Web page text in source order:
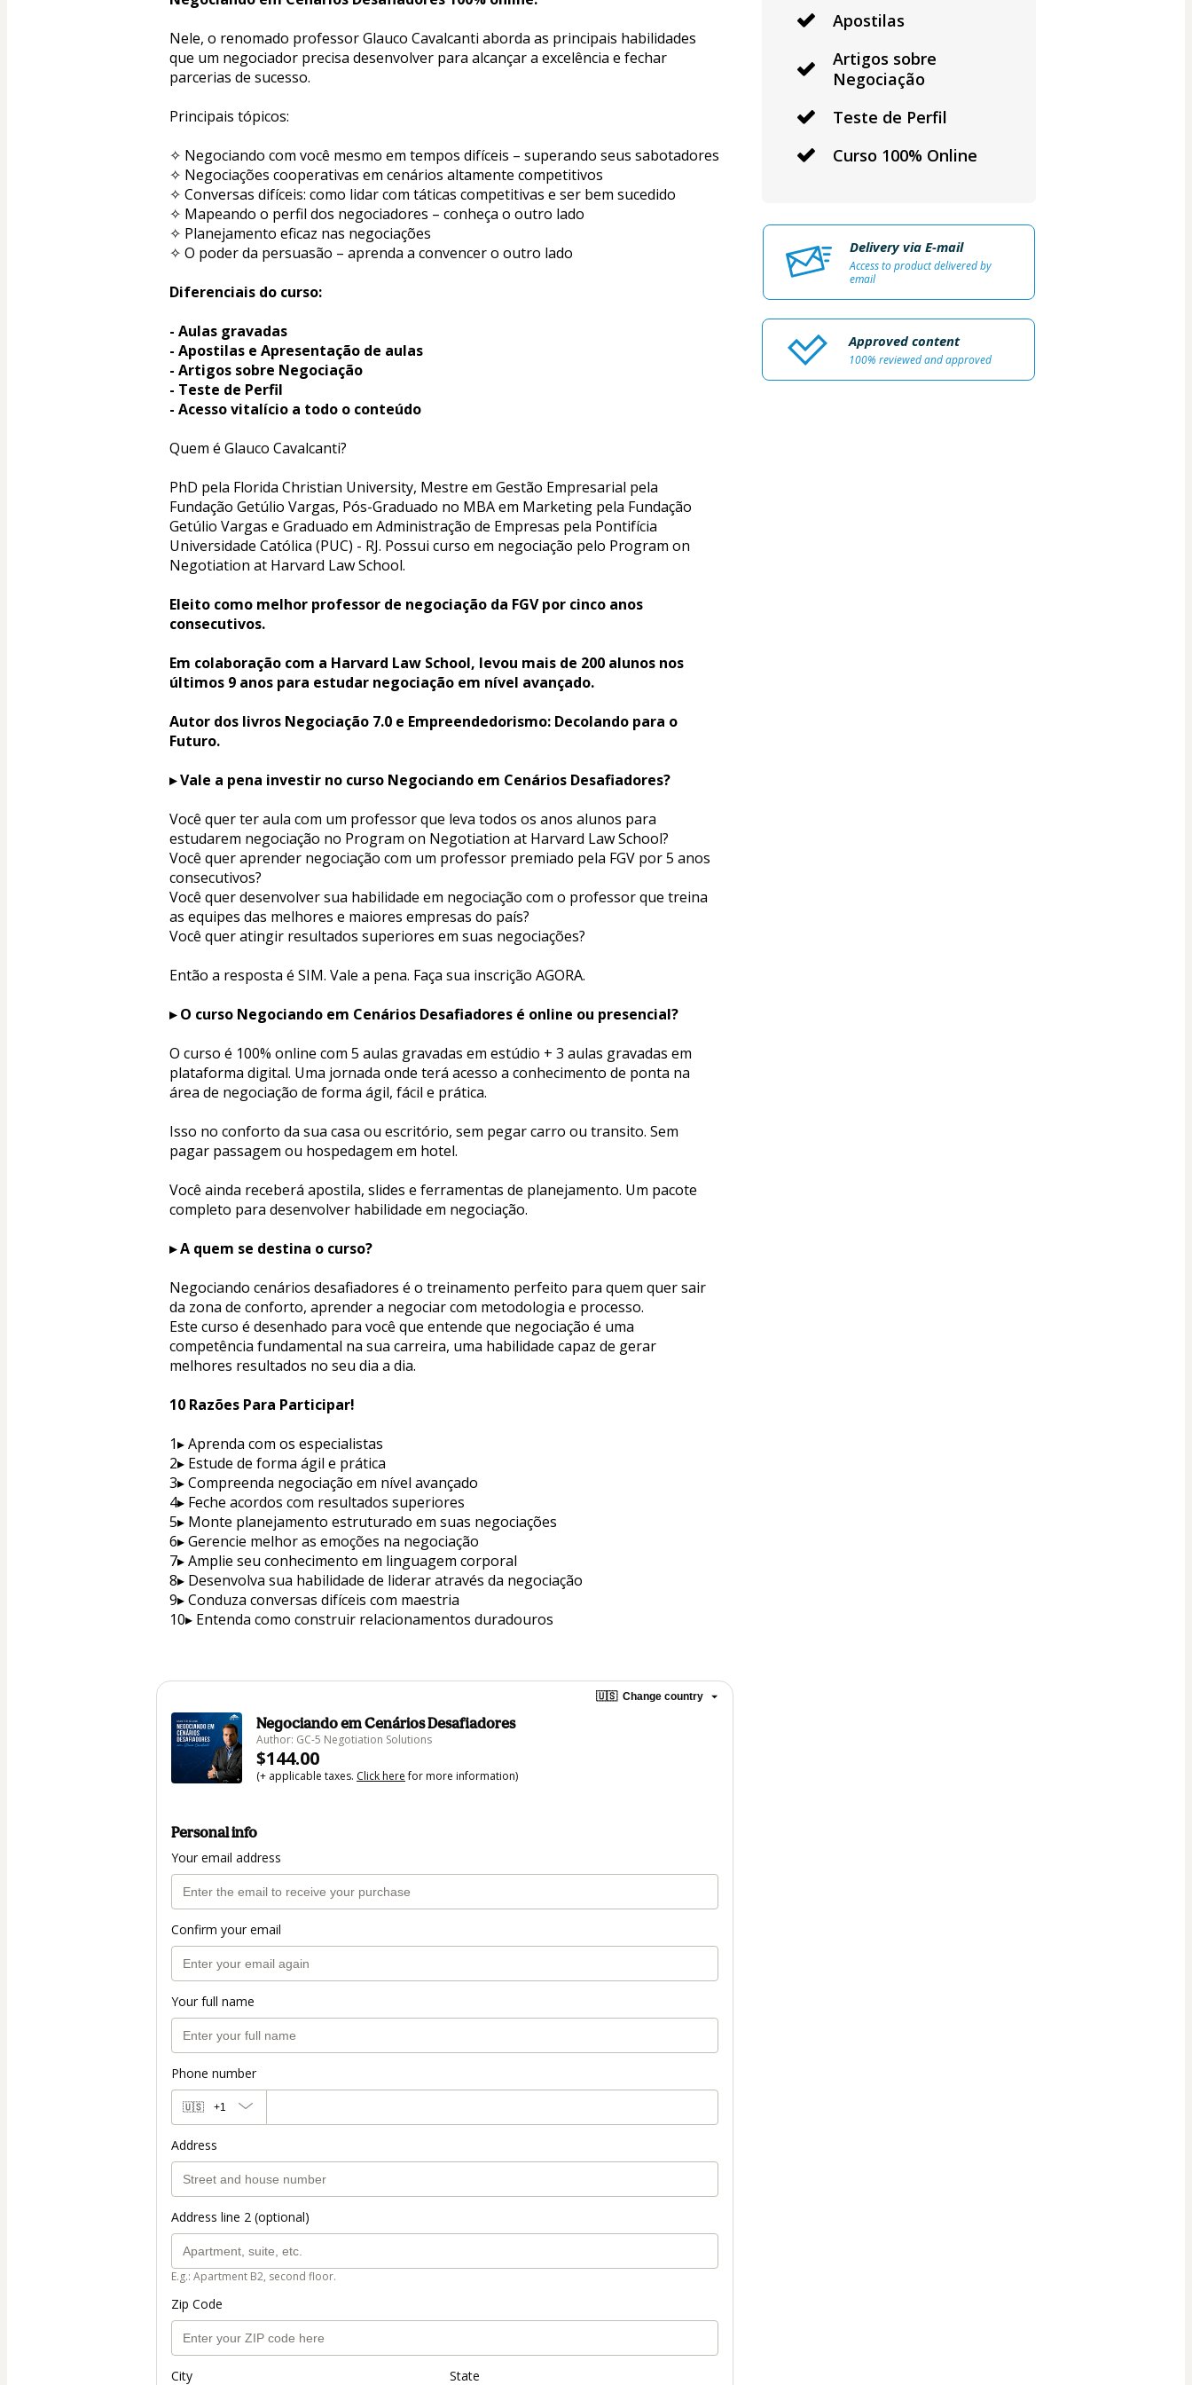
Nele, o renomado professor Glauco Cavalcanti aborda as principais habilidades
que um negociador precisa desenvolver para alcançar a excelência e fechar
parcerias de sucesso.
Principais tópicos:
✧ Negociando com você mesmo em tempos difíceis – superando seus sabotadores
✧ Negociações cooperativas em cenários altamente competitivos
✧ Conversas difíceis: como lidar com táticas competitivas e ser bem sucedido
✧ Mapeando o perfil dos negociadores – conheça o outro lado
✧ Planejamento eficaz nas negociações
✧ O poder da persuasão – aprenda a convencer o outro lado
Diferenciais do curso:
- Aulas gravadas
- Apostilas e Apresentação de aulas
- Artigos sobre Negociação
- Teste de Perfil
- Acesso vitalício a todo o conteúdo
Quem é Glauco Cavalcanti?
PhD pela Florida Christian University, Mestre em Gestão Empresarial pela
Fundação Getúlio Vargas, Pós-Graduado no MBA em Marketing pela Fundação
Getúlio Vargas e Graduado em Administração de Empresas pela Pontifícia
Universidade Católica (PUC) - RJ. Possui curso em negociação pelo Program on
Negotiation at Harvard Law School.
Eleito como melhor professor de negociação da FGV por cinco anos
consecutivos.
Em colaboração com a Harvard Law School, levou mais de 200 alunos nos
últimos 9 anos para estudar negociação em nível avançado.
Autor dos livros Negociação 7.0 e Empreendedorismo: Decolando para o
Futuro.
▸ Vale a pena investir no curso Negociando em Cenários Desafiadores?
Você quer ter aula com um professor que leva todos os anos alunos para
estudarem negociação no Program on Negotiation at Harvard Law School?
Você quer aprender negociação com um professor premiado pela FGV por 5 anos
consecutivos?
Você quer desenvolver sua habilidade em negociação com o professor que treina
as equipes das melhores e maiores empresas do país?
Você quer atingir resultados superiores em suas negociações?
Então a resposta é SIM. Vale a pena. Faça sua inscrição AGORA.
▸ O curso Negociando em Cenários Desafiadores é online ou presencial?
O curso é 100% online com 5 aulas gravadas em estúdio + 3 aulas gravadas em
plataforma digital. Uma jornada onde terá acesso a conhecimento de ponta na
área de negociação de forma ágil, fácil e prática.
Isso no conforto da sua casa ou escritório, sem pegar carro ou transito. Sem
pagar passagem ou hospedagem em hotel.
Você ainda receberá apostila, slides e ferramentas de planejamento. Um pacote
completo para desenvolver habilidade em negociação.
▸ A quem se destina o curso?
Negociando cenários desafiadores é o treinamento perfeito para quem quer sair
da zona de conforto, aprender a negociar com metodologia e processo.
Este curso é desenhado para você que entende que negociação é uma
competência fundamental na sua carreira, uma habilidade capaz de gerar
melhores resultados no seu dia a dia.
10 Razões Para Participar!
1▸ Aprenda com os especialistas
2▸ Estude de forma ágil e prática
3▸ Compreenda negociação em nível avançado
4▸ Feche acordos com resultados superiores
5▸ Monte planejamento estruturado em suas negociações
6▸ Gerencie melhor as emoções na negociação
7▸ Amplie seu conhecimento em linguagem corporal
8▸ Desenvolva sua habilidade de liderar através da negociação
9▸ Conduza conversas difíceis com maestria
10▸ Entenda como construir relacionamentos duradouros
Apostilas
Artigos sobre
Negociação
Teste de Perfil
Curso 100% Online
Delivery via E-mail
Access to product delivered by
email
Approved content
100% reviewed and approved
🇺🇸 Change country
Negociando em Cenários Desafiadores
Author: GC-5 Negotiation Solutions
$144.00
(+ applicable taxes. Click herefor more information)
Personal info
Your email address
Confirm your email
Your full name
Phone number
🇺🇸 +1
Address
Address line 2 (optional)
E.g.: Apartment B2, second floor.
Zip Code
City State